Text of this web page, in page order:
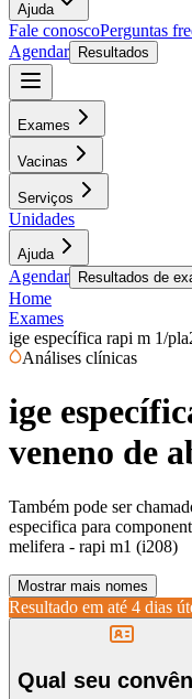
Ajuda
Fale conoscoPerguntas
Agendar
Resultados
Exames
Vacinas
Serviços
Unidades
Ajuda
Agendar Resultados de
Home
Exames
ige específica rapi m 1/
Análises clínicas
ige
veneno de
Também pode ser
especifica para
melifera - rapi m1 (i208)
Mostrar mais nomes
Resultado em até 4 dias
Qual seu